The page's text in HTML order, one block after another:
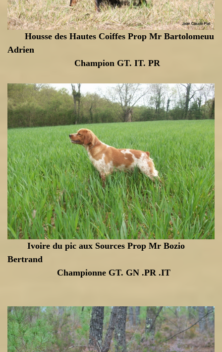
Housse des Hautes Coiffes Prop Mr Bartolomeuu
Adrien
Champion GT. IT. PR
Ivoire du pic aux Sources Prop Mr Bozio
Bertrand
Championne GT. GN .PR .IT